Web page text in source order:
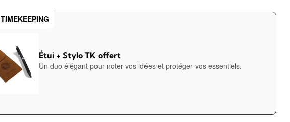
TIMEKEEPING
Étui + Stylo TK offert
Un duo élégant pour noter vos idées et protéger vos essentiels.